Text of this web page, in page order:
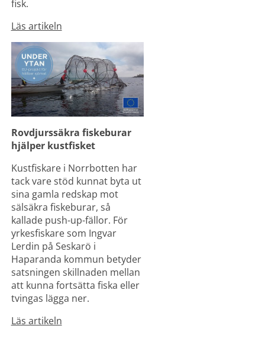
fisk.
Läs artikeln
Rovdjurssäkra fiskeburar
hjälper kustfisket
Kustfiskare i Norrbotten har
tack vare stöd kunnat byta ut
sina gamla redskap mot
sälsäkra fiskeburar, så
kallade push-up-fällor. För
yrkesfiskare som Ingvar
Lerdin på Seskarö i
Haparanda kommun betyder
satsningen skillnaden mellan
att kunna fortsätta fiska eller
tvingas lägga ner.
Läs artikeln